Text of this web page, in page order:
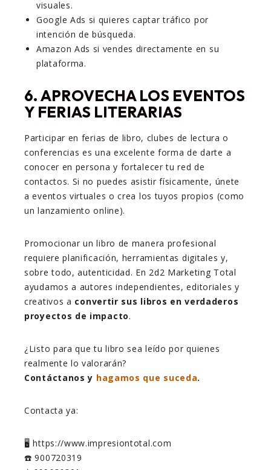
visuales.
Google Ads si quieres captar tráfico por
intención de búsqueda.
Amazon Ads si vendes directamente en su
plataforma.
6.APROVECHA LOS EVENTOS
Y FERIAS LITERARIAS
Participar en ferias de libro, clubes de lectura o
conferencias es una excelente forma de darte a
conocer en persona y fortalecer tu red de
contactos. Si no puedes asistir físicamente, únete
a eventos virtuales o crea los tuyos propios (como
un lanzamiento online).
Promocionar un libro de manera profesional
requiere planificación, herramientas digitales y,
sobre todo, autenticidad. En 2d2 Marketing Total
ayudamos a autores independientes, editoriales y
creativos a convertir sus libros en verdaderos
proyectos de impacto.
¿Listo para que tu libro sea leído por quienes
realmente lo valorarán?
Contáctanos y hagamos que suceda.
Contacta ya:
🖥️ https://www.impresiontotal.com
☎️ 900720319